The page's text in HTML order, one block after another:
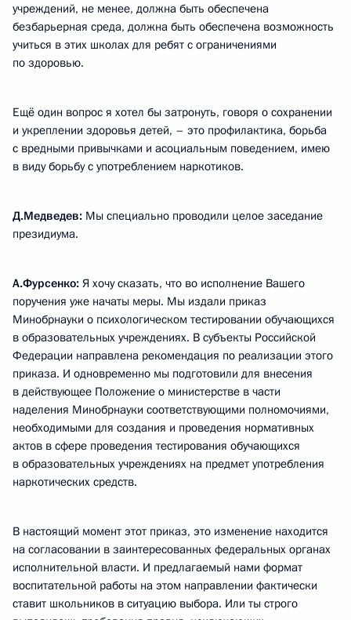
учреждений, не менее, должна быть обеспечена
безбарьерная среда, должна быть обеспечена возможность
учиться в этих школах для ребят с ограничениями
по здоровью.
Ещё один вопрос я хотел бы затронуть, говоря о сохранении
и укреплении здоровья детей, – это профилактика, борьба
с вредными привычками и асоциальным поведением, имею
в виду борьбу с употреблением наркотиков.
Д.Медведев: Мы специально проводили целое заседание
президиума.
А.Фурсенко: Я хочу сказать, что во исполнение Вашего
поручения уже начаты меры. Мы издали приказ
Минобрнауки о психологическом тестировании обучающихся
в образовательных учреждениях. В субъекты Российской
Федерации направлена рекомендация по реализации этого
приказа. И одновременно мы подготовили для внесения
в действующее Положение о министерстве в части
наделения Минобрнауки соответствующими полномочиями,
необходимыми для создания и проведения нормативных
актов в сфере проведения тестирования обучающихся
в образовательных учреждениях на предмет употребления
наркотических средств.
В настоящий момент этот приказ, это изменение находится
на согласовании в заинтересованных федеральных органах
исполнительной власти. И предлагаемый нами формат
воспитательной работы на этом направлении фактически
ставит школьников в ситуацию выбора. Или ты строго